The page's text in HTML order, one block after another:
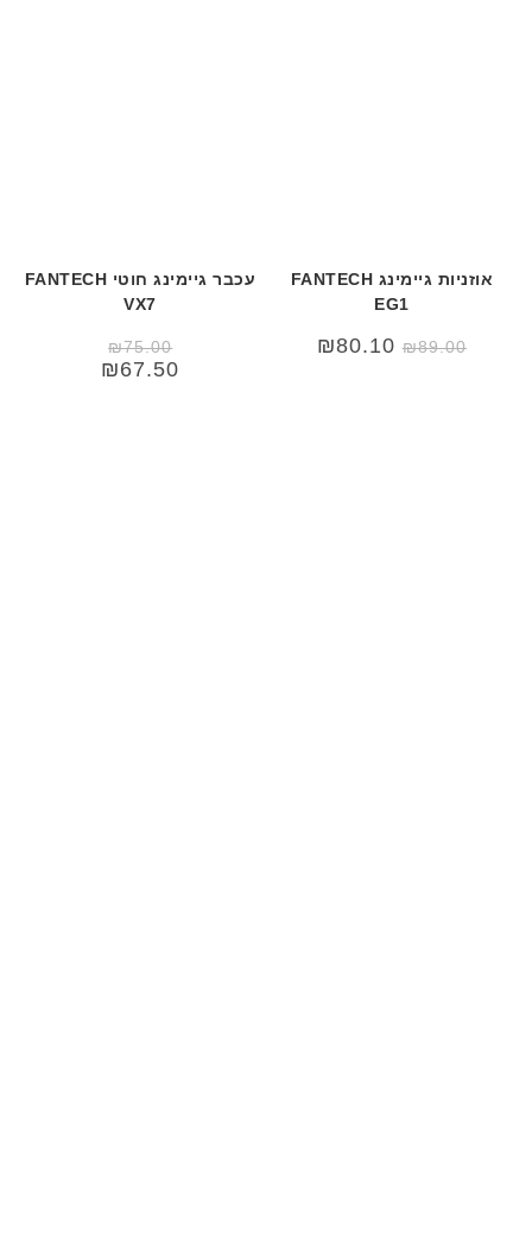
אוזניות גיימינג FANTECH
EG1
₪89.00
₪80.10
עכבר גיימינג חוטי FANTECH
VX7
₪75.00
₪67.50